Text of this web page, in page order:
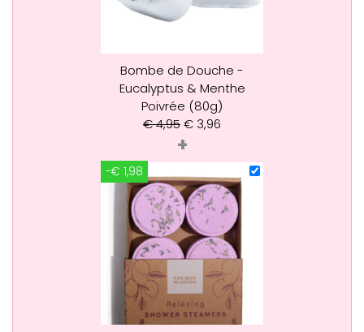
Bombe de Douche -
Eucalyptus & Menthe
Poivrée (80g)
€4,95€ 3,96
+
-€ 1,98